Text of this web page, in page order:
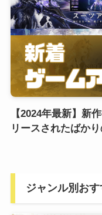
【2024年最新】新
リースされたばか
ジャンル別お